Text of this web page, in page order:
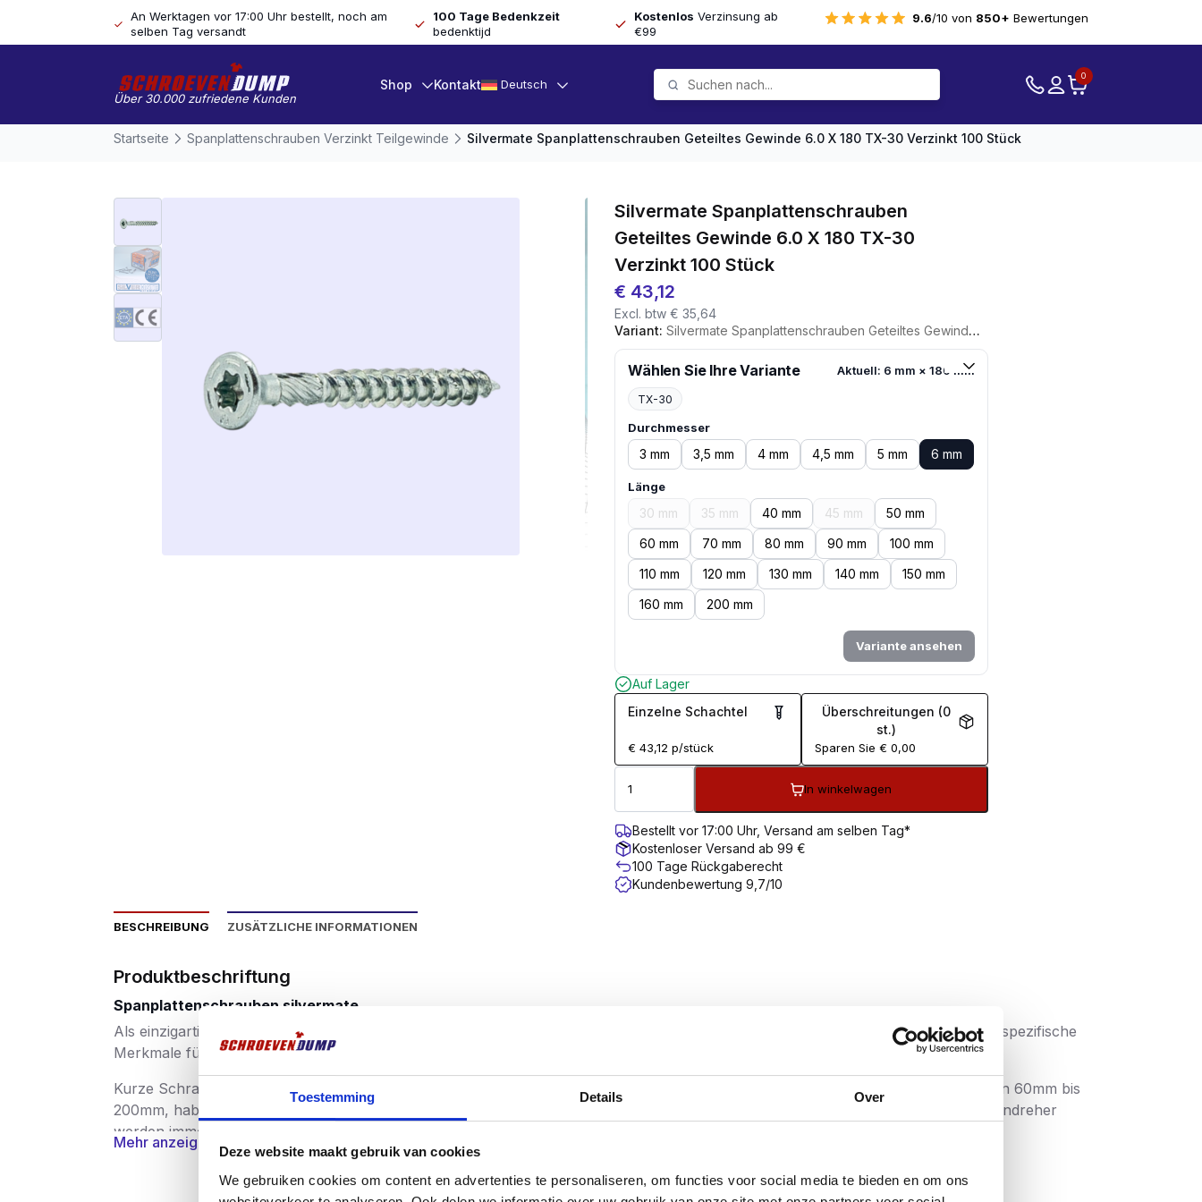
Toestemming Details Over
Deze website maakt gebruik van cookies
We gebruiken cookies om content en advertenties te personaliseren, om functies voor social media te bieden en om ons
An Werktagen vor 17:00 Uhr bestellt, noch am
selben Tag versandt
100 Tage Bedenkzeit
bedenktijd
Kostenlos Verzinsung ab
€99
9.6/10 von 850+ Bewertungen
Über 30.000 zufriedene Kunden
Shop Kontakt Deutsch
0
Startseite Spanplattenschrauben Verzinkt Teilgewinde Silvermate Spanplattenschrauben Geteiltes Gewinde 6.0 X 180 TX-30 Verzinkt 100 Stück
Silvermate Spanplattenschrauben
Geteiltes Gewinde 6.0 X 180 TX-30
Verzinkt 100 Stück
€ 43,12
Excl. btw € 35,64
Variant: Silvermate Spanplattenschrauben Geteiltes Gewinde 6.0 X 180 TX-30 Verzinkt 100 Stück
Wählen Sie Ihre Variante Aktuell: 6 mm × 180 mm
TX-30
Durchmesser
3 mm 3,5 mm 4 mm 4,5 mm 5 mm 6 mm
Länge
30 mm 35 mm 40 mm 45 mm
50 mm
60 mm
70 mm 80 mm 90 mm
100 mm
110 mm
120 mm 130 mm 140 mm
150 mm
160 mm
200 mm
Variante ansehen
Auf Lager
Einzelne Schachtel
€ 43,12 p/stück
Überschreitungen (0
st.)
Sparen Sie € 0,00
In winkelwagen
Bestellt vor 17:00 Uhr, Versand am selben Tag*
Kostenloser Versand ab 99 €
100 Tage Rückgaberecht
Kundenbewertung 9,7/10
BESCHREIBUNG ZUSÄTZLICHE INFORMATIONEN
Produktbeschriftung
Spanplattenschrauben silvermate
Als einzigartige Schraube auf dem Markt haben die Schrauben der SilverMate Next Generation ihre eigene optimale Steigung und spezifische
Merkmale für jede Länge und jeden Durchmesser, die leicht oder stark eingepasst sind.
Kurze Schrauben hingegen haben eine kleinere Steigung, um einen hohen Ausreißwert zu erreichen. Die längeren Schrauben, von 60mm bis
200mm, haben eine zunehmende Steigung, so dass diese Schrauben schneller eingedreht werden können. Die heutigen Schraubendreher
werden immer stärker und schneller und sparen so eine Menge Zeit.
Mehr anzeigen